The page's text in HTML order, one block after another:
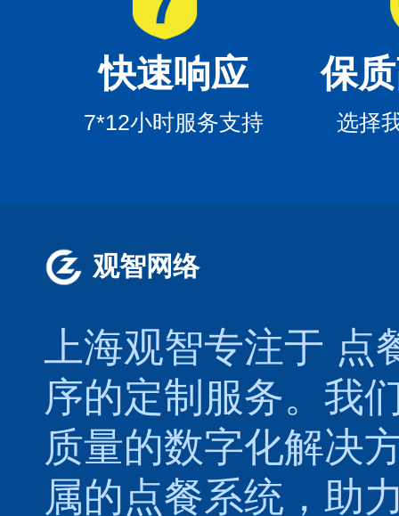
快速响应
7*12小时服务支持
保
选择
观智网络
上海观智专注于 点
序的定制服务。我
质量的数字化解决
属的点餐系统 ，助